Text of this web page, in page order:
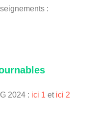
:
2024 : ici 1 et ici 2